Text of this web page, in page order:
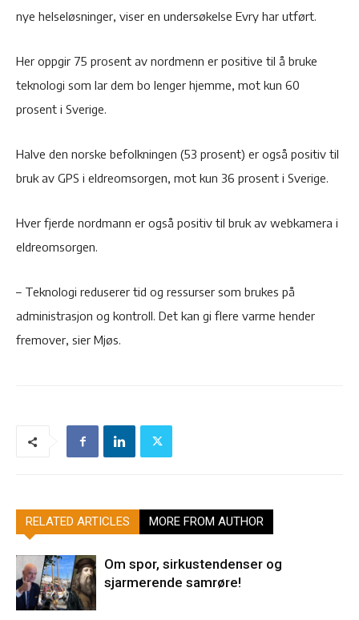
nye helseløsninger, viser en undersøkelse Evry har utført.
Her oppgir 75 prosent av nordmenn er positive til å bruke
teknologi som lar dem bo lenger hjemme, mot kun 60
prosent i Sverige.
Halve den norske befolkningen (53 prosent) er også positiv til
bruk av GPS i eldreomsorgen, mot kun 36 prosent i Sverige.
Hver fjerde nordmann er også positiv til bruk av webkamera i
eldreomsorgen.
– Teknologi reduserer tid og ressurser som brukes på
administrasjon og kontroll. Det kan gi flere varme hender
fremover, sier Mjøs.
RELATED ARTICLES MORE FROM AUTHOR
Om spor, sirkustendenser og
sjarmerende samrøre!